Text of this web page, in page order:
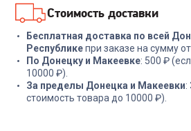
Стоимость доставки
Бесплатная доставка по всей
Республикепри заказе на сумму
По Донецку и Макеевке: 500 ₽
10000 ₽).
За пределы Донецка и Макеевки:
стоимость товара до 10000 ₽).